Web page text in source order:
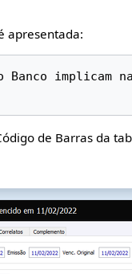
apresentada:
Banco implicam
de Barras da